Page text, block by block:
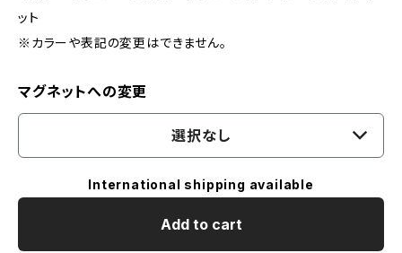
ット
※カラーや表記の変更はできません。
マグネットへの変更
選択なし
International shipping available
Add to cart